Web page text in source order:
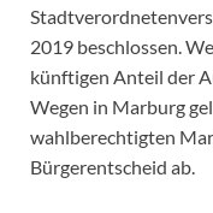
2019 beschlossen.
künftigen Anteil der
Wegen in Marburg
wahlberechtigten
Bürgerentscheid ab.